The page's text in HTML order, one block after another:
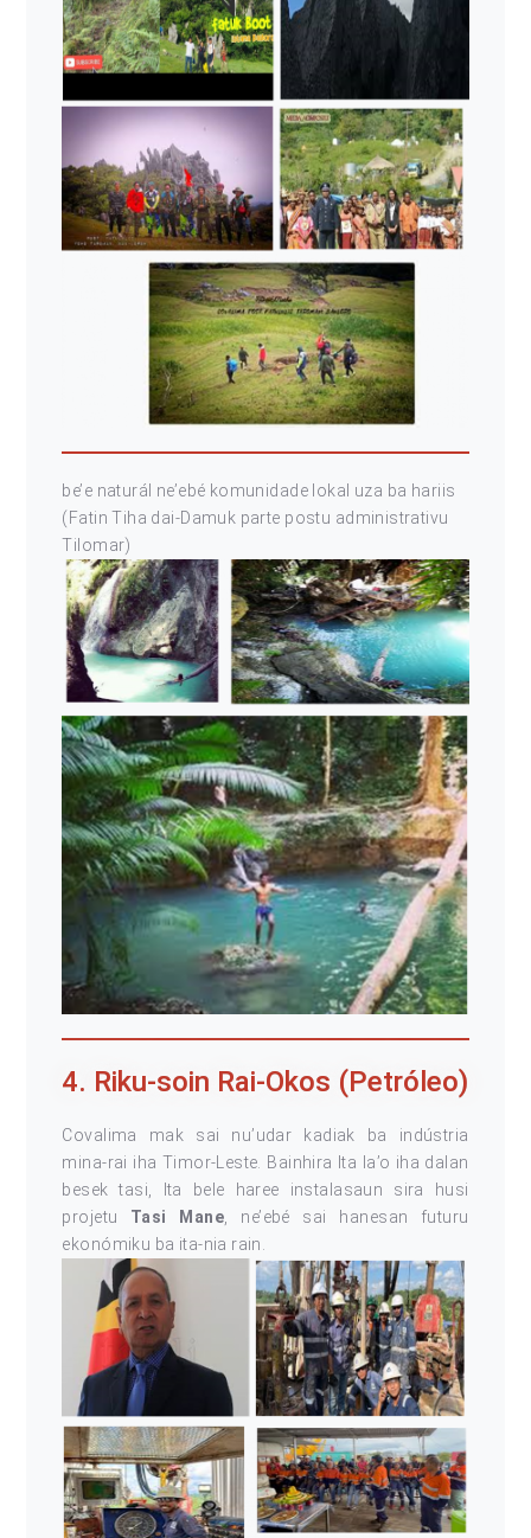
be’e naturál ne’ebé komunidade lokal uza ba hariis
(Fatin Tiha dai-Damuk parte postu administrativu
Tilomar)
4. Riku-soin Rai-Okos (Petróleo)
Covalima mak sai nu’udar kadiak ba indústria
mina-rai iha Timor-Leste. Bainhira Ita la’o iha dalan
besek tasi, Ita bele haree instalasaun sira husi
projetu Tasi Mane , ne’ebé sai hanesan futuru
ekonómiku ba ita-nia rain.